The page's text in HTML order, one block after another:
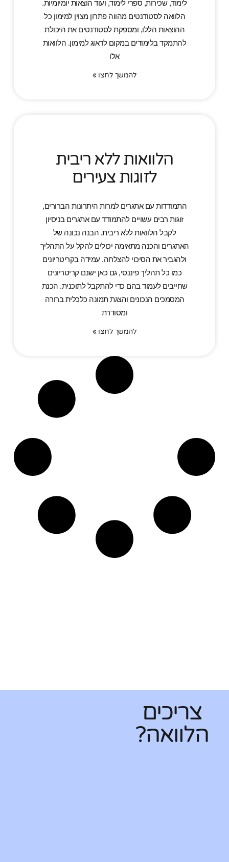
לימוד, שכירות, ספרי לימוד, ועוד הוצאות יומיומיות.
הלוואה לסטודנטים מהווה פתרון מצוין למימון כל
ההוצאות הללו, ומספקת לסטודנטים את היכולת
להתמקד בלימודים במקום לדאוג למימון. הלוואות
אלו
להמשך לחצו »
הלוואות ללא ריבית
לזוגות צעירים
התמודדות עם אתגרים למרות היתרונות הברורים,
זוגות רבים עשויים להתמודד עם אתגרים בניסיון
לקבל הלוואות ללא ריבית. הבנה נכונה של
האתגרים והכנה מתאימה יכולים להקל על התהליך
ולהגביר את הסיכוי להצלחה. עמידה בקריטריונים
כמו כל תהליך פיננסי, גם כאן ישנם קריטריונים
שחייבים לעמוד בהם כדי להתקבל לתוכנית. הכנת
המסמכים הנכונים והצגת תמונה כלכלית ברורה
ומסודרת
להמשך לחצו »
צריכים
הלוואה?